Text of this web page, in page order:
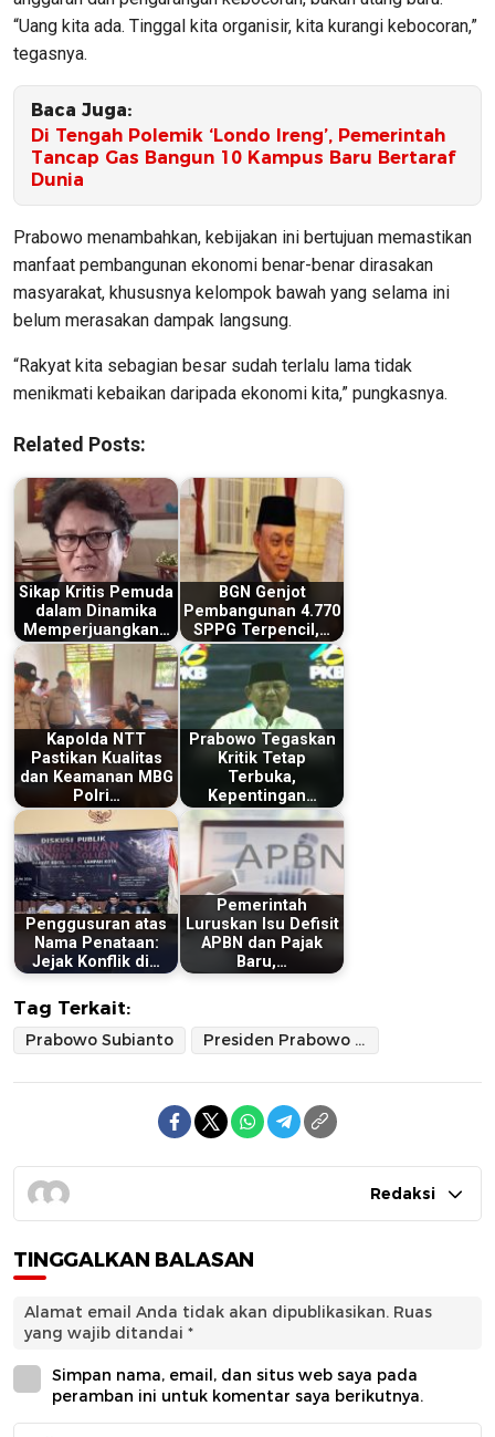
“Uang kita ada. Tinggal kita organisir, kita kurangi kebocoran,”
tegasnya.
Baca Juga:
Di Tengah Polemik ‘Londo Ireng’, Pemerintah
Tancap Gas Bangun 10 Kampus Baru Bertaraf
Dunia
Prabowo menambahkan, kebijakan ini bertujuan memastikan
manfaat pembangunan ekonomi benar-benar dirasakan
masyarakat, khususnya kelompok bawah yang selama ini
belum merasakan dampak langsung.
“Rakyat kita sebagian besar sudah terlalu lama tidak
menikmati kebaikan daripada ekonomi kita,” pungkasnya.
Related Posts:
Sikap Kritis Pemuda
dalam Dinamika
Memperjuangkan…
BGN Genjot
Pembangunan 4.770
SPPG Terpencil,…
Kapolda NTT
Pastikan Kualitas
dan Keamanan MBG
Polri…
Prabowo Tegaskan
Kritik Tetap
Terbuka,
Kepentingan…
Penggusuran atas
Nama Penataan:
Jejak Konflik di…
Pemerintah
Luruskan Isu Defisit
APBN dan Pajak
Baru,…
Tag Terkait:
Prabowo Subianto Presiden Prabowo Subianto
Redaksi
TINGGALKAN BALASAN
Alamat email Anda tidak akan dipublikasikan. Ruas
yang wajib ditandai *
Simpan nama, email, dan situs web saya pada
peramban ini untuk komentar saya berikutnya.